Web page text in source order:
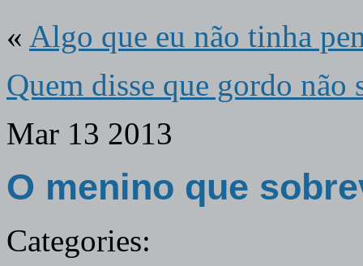
« Algo que eu não tinha
Quem disse que gordo não
Mar 13 2013
O menino que
Categories: